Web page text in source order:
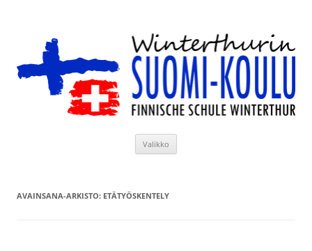
Valikko
AVAINSANA-ARKISTO: ETÄTYÖSKENTELY